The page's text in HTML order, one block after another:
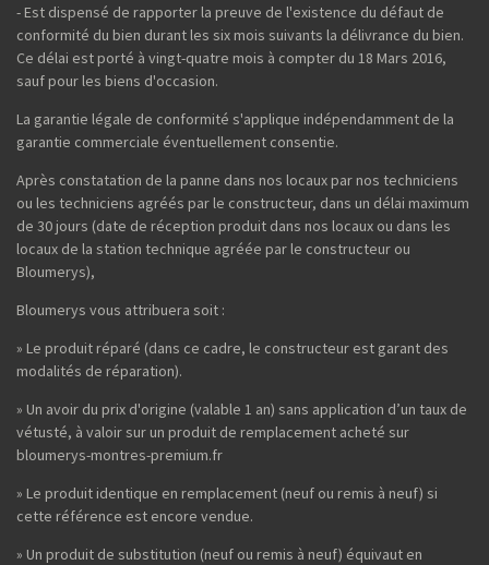
- Est dispensé de rapporter la preuve de l'existence du défaut de
conformité du bien durant les six mois suivants la délivrance du bien.
Ce délai est porté à vingt-quatre mois à compter du 18 Mars 2016,
sauf pour les biens d'occasion.
La garantie légale de conformité s'applique indépendamment de la
garantie commerciale éventuellement consentie.
Après constatation de la panne dans nos locaux par nos techniciens
ou les techniciens agréés par le constructeur, dans un délai maximum
de 30 jours (date de réception produit dans nos locaux ou dans les
locaux de la station technique agréée par le constructeur ou
Bloumerys),
Bloumerys vous attribuera soit :
» Le produit réparé (dans ce cadre, le constructeur est garant des
modalités de réparation).
» Un avoir du prix d'origine (valable 1 an) sans application d’un taux de
vétusté, à valoir sur un produit de remplacement acheté sur
bloumerys-montres-premium.fr
» Le produit identique en remplacement (neuf ou remis à neuf) si
cette référence est encore vendue.
» Un produit de substitution (neuf ou remis à neuf) équivaut en